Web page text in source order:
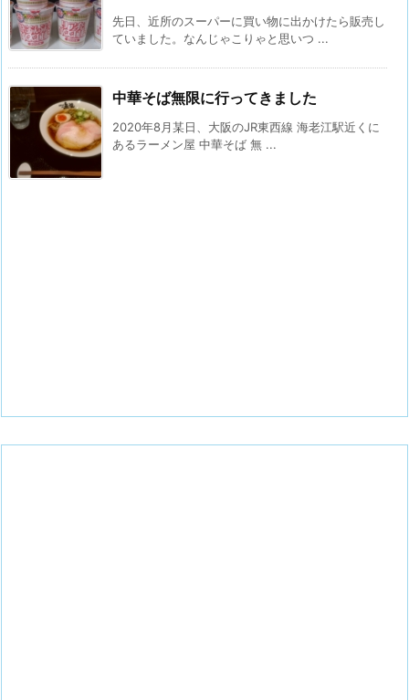
先日、近所のスーパーに買い物に出かけたら販売し
ていました。なんじゃこりゃと思いつ ...
中華そば無限に行ってきました
2020年8月某日、大阪のJR東西線 海老江駅近くに
あるラーメン屋 中華そば 無 ...